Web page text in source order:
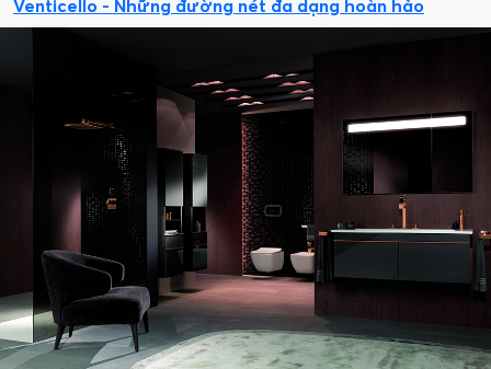
Venticello - Những đường nét đa dạng hoàn hảo